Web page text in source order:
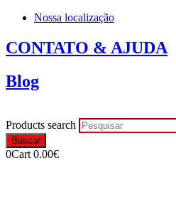
Nossa localização
CONTATO & AJUDA
Blog
Products search
Buscar
0Cart 0.00€